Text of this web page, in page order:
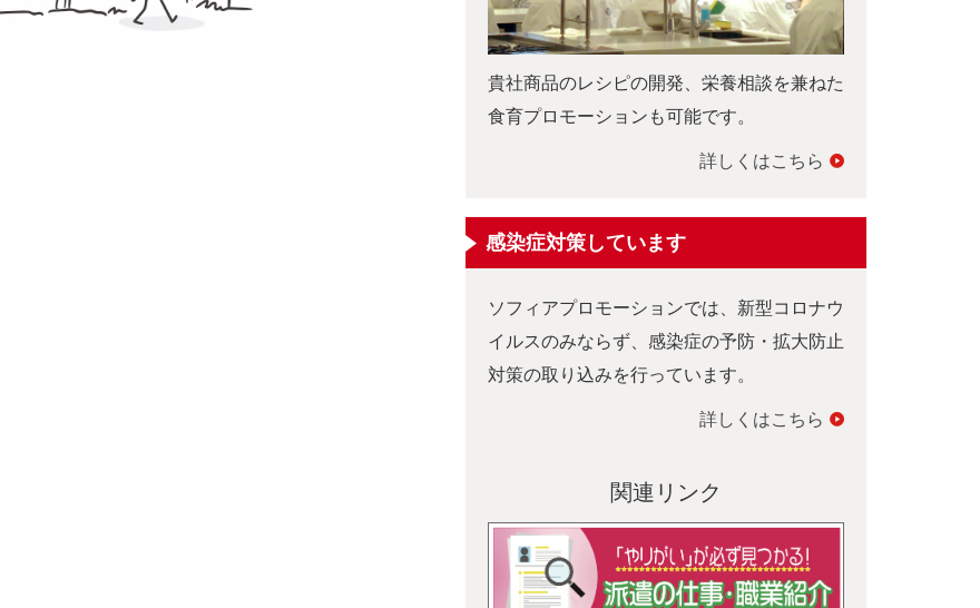
貴社商品のレシピの開発、栄養相談を兼ねた
食育プロモーションも可能です。
詳しくはこちら
感染症対策しています
ソフィアプロモーションでは、新型コロナウ
イルスのみならず、感染症の予防・拡大防止
対策の取り込みを行っています。
詳しくはこちら
関連リンク